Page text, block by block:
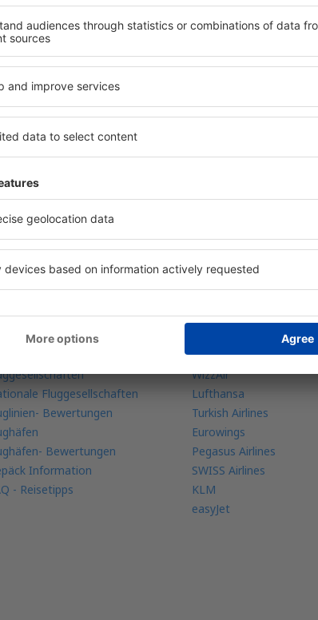
Sie unsere App herunter
Sie Ihre Reisen
neue Angebote zur Hand
Buchungen an einem Ort
Infos
app
Fluggesellschaften
Bewertungen
Bewertungen
Information
- Reisetipps
Fluggesellschaften
Austrian Airliens
WizzAir
Lufthansa
Turkish Airlines
Eurowings
Pegasus Airlines
SWISS Airlines
KLM
easyJet